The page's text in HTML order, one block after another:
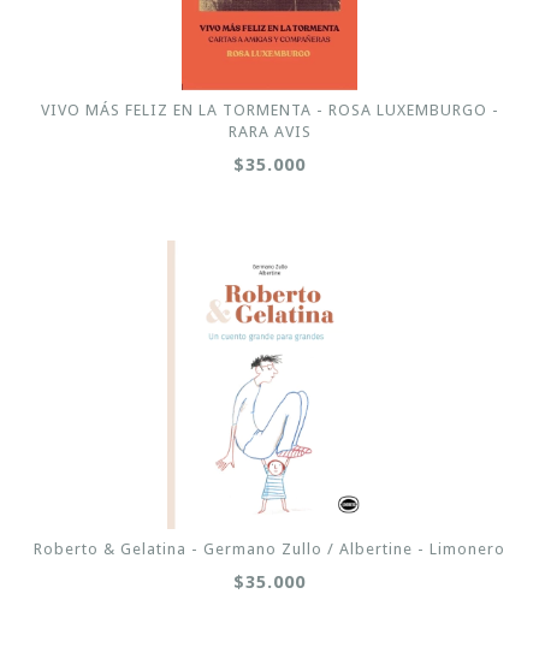
VIVO MÁS FELIZ EN LA TORMENTA - ROSA LUXEMBURGO -
RARA AVIS
$35.000
Roberto & Gelatina - Germano Zullo / Albertine - Limonero
$35.000